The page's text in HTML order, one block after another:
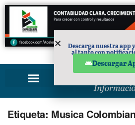
PUBLICIDAD
Etiqueta: Musica
Descarga nuestra app
al tanto con
Descargar